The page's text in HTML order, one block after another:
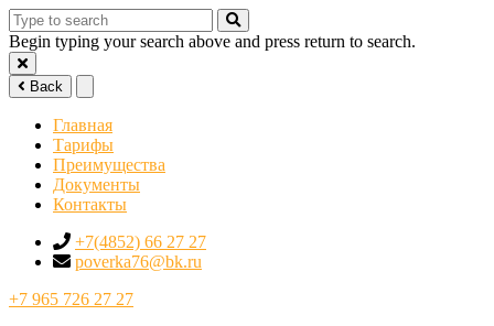
Begin typing your search above and press return to search.
Back
Главная
Тарифы
Преимущества
Документы
Контакты
+7(4852) 66 27 27
poverka76@bk.ru
+7 965 726 27 27